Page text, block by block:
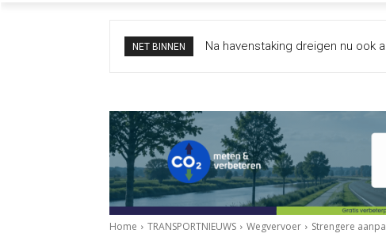
NET BINNEN Na havenstaking dreigen nu ook
Home TRANSPORTNIEUWS Wegvervoer Strengere